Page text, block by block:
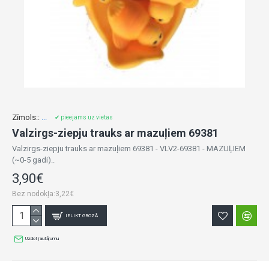
Zīmols:: ... ✔ pieejams uz vietas
Valzirgs-ziepju trauks ar mazuļiem 69381
Valzirgs-ziepju trauks ar mazuļiem 69381 - VLV2-69381 - MAZUĻIEM
(~0-5 gadi)..
3,90€
Bez nodokļa:3,22€
IELIKT GROZĀ
Uzdot jautājumu